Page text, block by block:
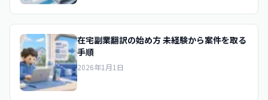
在宅副業翻訳の始め方 未経験から案件を取る
手順
2026年1月1日